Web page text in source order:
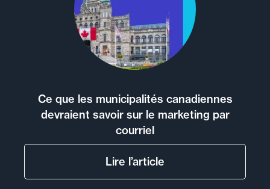
Ce que les municipalités canadiennes
devraient savoir sur le marketing par
courriel
Lire l’article